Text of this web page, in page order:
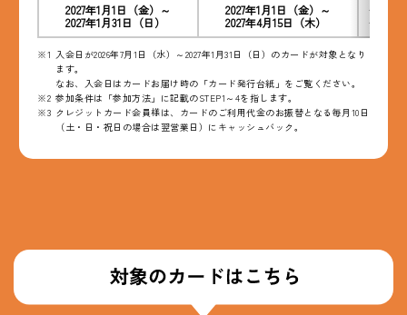
2027年1月1日（金）～
2027年1月31日（日）
2027年1月1日（金）～
2027年4月15日（木）
＜クレ
＜デビ
入会日が2026年7月1日（水）～2027年1月31日（日）のカードが対象となり
ます。
なお、入会日はカードお届け時の「カード発行台紙」をご覧ください。
参加条件は「参加方法」に記載のSTEP1～4を指します。
クレジットカード会員様は、カードのご利用代金のお振替となる毎月10日
（土・日・祝日の場合は翌営業日）にキャッシュバック。